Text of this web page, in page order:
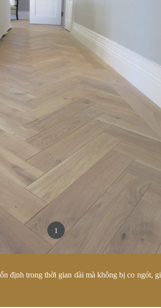
1
định trong thời gian dài mà không bị co ngót,